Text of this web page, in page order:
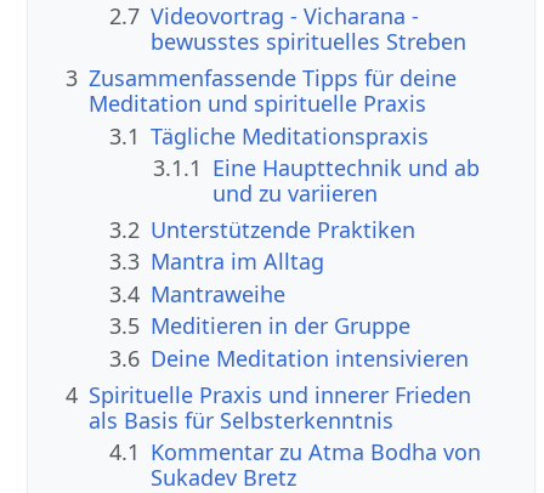
2.7 Videovortrag - Vicharana -
bewusstes spirituelles Streben
3 Zusammenfassende Tipps für deine
Meditation und spirituelle Praxis
3.1 Tägliche Meditationspraxis
3.1.1 Eine Haupttechnik und ab
und zu variieren
3.2 Unterstützende Praktiken
3.3 Mantra im Alltag
3.4 Mantraweihe
3.5 Meditieren in der Gruppe
3.6 Deine Meditation intensivieren
4 Spirituelle Praxis und innerer Frieden
als Basis für Selbsterkenntnis
4.1 Kommentar zu Atma Bodha von
Sukadev Bretz